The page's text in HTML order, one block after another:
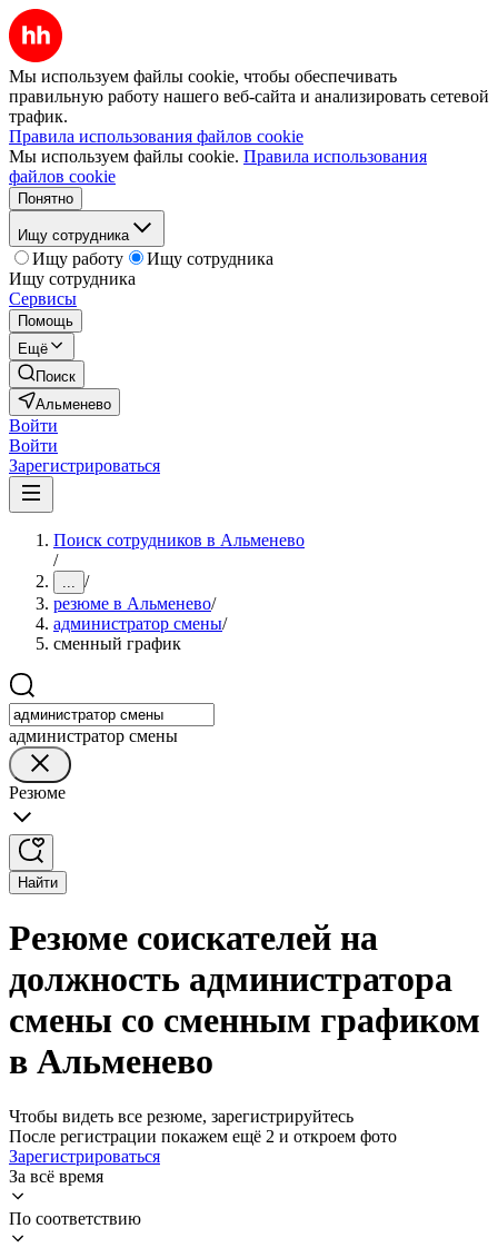
Мы используем файлы cookie, чтобы обеспечивать
правильную работу нашего веб-сайта и анализировать сетевой
трафик.
Правила использования файлов cookie
Мы используем файлы cookie. Правила использования
файлов cookie
Понятно
Ищу сотрудника
Ищу работу
Ищу сотрудника
Ищу сотрудника
Сервисы
Помощь
Ещё
Поиск
Альменево
Войти
Войти
Зарегистрироваться
Поиск сотрудников в Альменево
/
... /
резюме в Альменево/
администратор смены/
сменный график
администратор смены
Резюме
Найти
Резюме соискателей на
должность администратора
смены со сменным графиком
в Альменево
Чтобы видеть все резюме, зарегистрируйтесь
После регистрации покажем ещё 2 и откроем фото
Зарегистрироваться
За всё время
По соответствию